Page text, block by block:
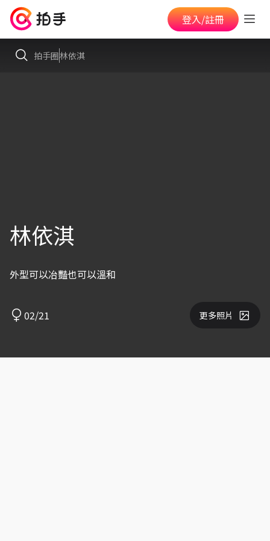
登入/註冊
拍手圈林依淇
林依淇
外型可以冶豔也可以溫和
02/21 更多照片